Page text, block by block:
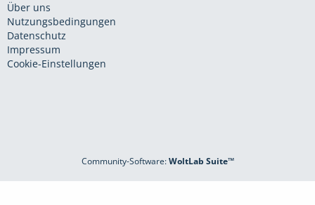
Über uns
Nutzungsbedingungen
Datenschutz
Impressum
Cookie-Einstellungen
Community-Software:WoltLab Suite™